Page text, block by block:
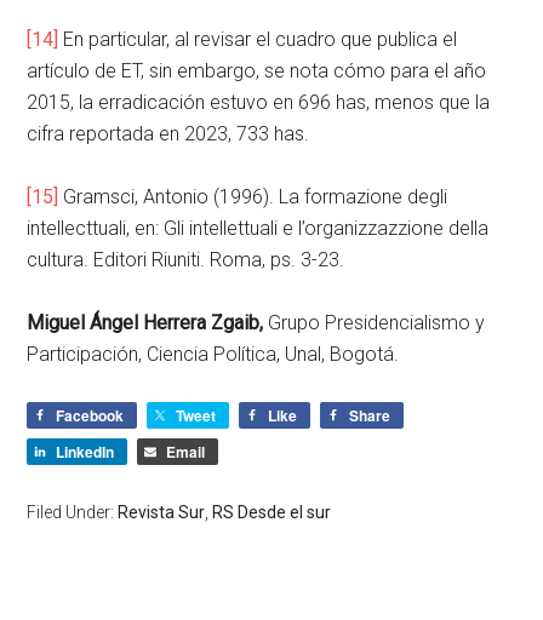
[14] En particular, al revisar el cuadro que publica el
artículo de ET, sin embargo, se nota cómo para el año
2015, la erradicación estuvo en 696 has, menos que la
cifra reportada en 2023, 733 has.
[15] Gramsci, Antonio (1996). La formazione degli
intellecttuali, en: Gli intellettuali e l’organizzazzione della
cultura. Editori Riuniti. Roma, ps. 3-23.
Miguel Ángel Herrera Zgaib, Grupo Presidencialismo y
Participación, Ciencia Política, Unal, Bogotá.
Facebook Tweet Like
Share
LinkedIn
Email
Filed Under: Revista Sur RS Desde el sur